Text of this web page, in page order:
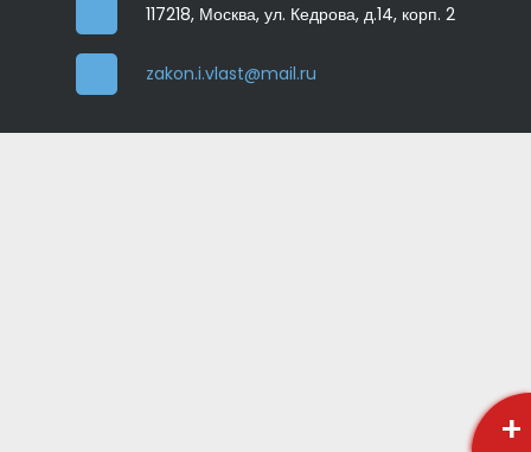
117218, Москва, ул. Кедрова, д.14, корп. 2
zakon.i.vlast@mail.ru
+